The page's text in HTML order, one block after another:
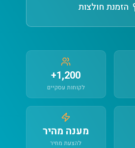
הזמנת חולצות
1,200+
לקוחות עסקיים
מענה מהיר
להצעת מחיר